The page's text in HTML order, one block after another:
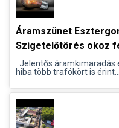
Áramszünet
Szigetelőtörés okoz
Jelentős áramkimaradás
hiba több trafókört is érint...